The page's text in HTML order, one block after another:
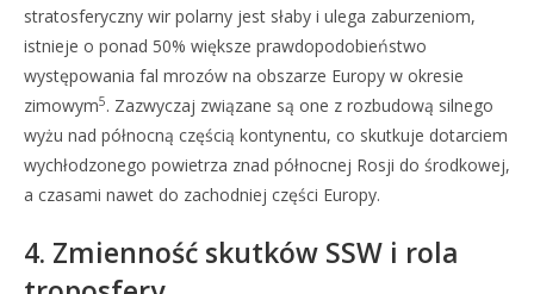
stratosferyczny wir polarny jest słaby i ulega zaburzeniom,
istnieje o ponad 50% większe prawdopodobieństwo
występowania fal mrozów na obszarze Europy w okresie
zimowym5. Zazwyczaj związane są one z rozbudową silnego
wyżu nad północną częścią kontynentu, co skutkuje dotarciem
wychłodzonego powietrza znad północnej Rosji do środkowej,
a czasami nawet do zachodniej części Europy.
4. Zmienność skutków SSW i rola